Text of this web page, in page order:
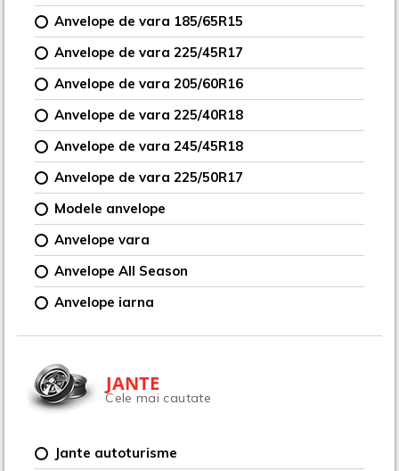
Anvelope de vara 185/65R15
Anvelope de vara 225/45R17
Anvelope de vara 205/60R16
Anvelope de vara 225/40R18
Anvelope de vara 245/45R18
Anvelope de vara 225/50R17
Modele anvelope
Anvelope vara
Anvelope All Season
Anvelope iarna
JANTE
Cele mai cautate
Jante autoturisme